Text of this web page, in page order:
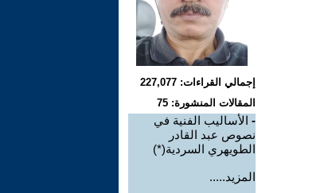
إجمالي القراءات: 227,077
المقالات المنشورة: 75
- الأساليب الفنية في
نصوص عبد القادر
الطويهري السردية(*)
المزيد.....